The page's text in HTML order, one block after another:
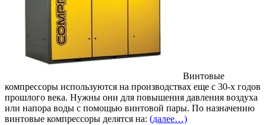
Винтовые
компрессоры используются на производствах еще с 30-х годов
прошлого века. Нужны они для повышения давления воздуха
или напора воды с помощью винтовой пары. По назначению
винтовые компрессоры делятся на: (далее…)